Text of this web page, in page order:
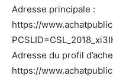
Adresse principale :
https://
Adresse du profil
https://